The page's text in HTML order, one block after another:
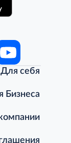
Для себя
и баланс
Бизнеса